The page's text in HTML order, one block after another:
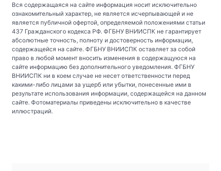
Вся содержащаяся на сайте информация носит исключительно
ознакомительный характер, не является исчерпывающей и не
является публичной офертой, определяемой положениями статьи
437 Гражданского кодекса РФ. ФГБНУ ВНИИСПК не гарантирует
абсолютные точность, полноту и достоверность информации,
содержащейся на сайте. ФГБНУ ВНИИСПК оставляет за собой
право в любой момент вносить изменения в содержащуюся на
сайте информацию без дополнительного уведомления. ФГБНУ
ВНИИСПК ни в коем случае не несет ответственности перед
какими-либо лицами за ущерб или убытки, понесенные ими в
результате использования информации, содержащейся на данном
сайте. Фотоматериалы приведены исключительно в качестве
иллюстраций.